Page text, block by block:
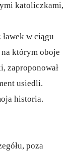
katoliczkami,
w ciągu
którym oboje
zaproponował
usiedli.
historia.
poza